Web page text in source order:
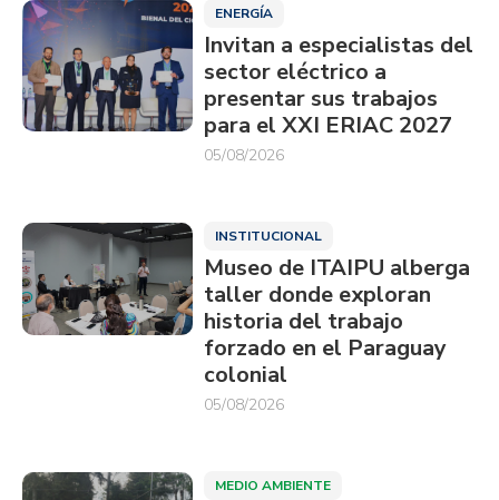
ENERGÍA
Invitan a especialistas del
sector eléctrico a
presentar sus trabajos
para el XXI ERIAC 2027
05/08/2026
INSTITUCIONAL
Museo de ITAIPU alberga
taller donde exploran
historia del trabajo
forzado en el Paraguay
colonial
05/08/2026
MEDIO AMBIENTE